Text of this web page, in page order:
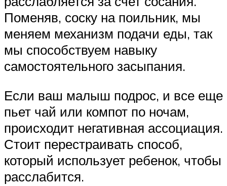
Поменяв, соску на поильник, мы
меняем механизм подачи еды, так
мы способствуем навыку
самостоятельного засыпания.
Если ваш малыш подрос, и все еще
пьет чай или компот по ночам,
происходит негативная ассоциация.
Стоит перестраивать способ,
который использует ребенок, чтобы
расслабится.